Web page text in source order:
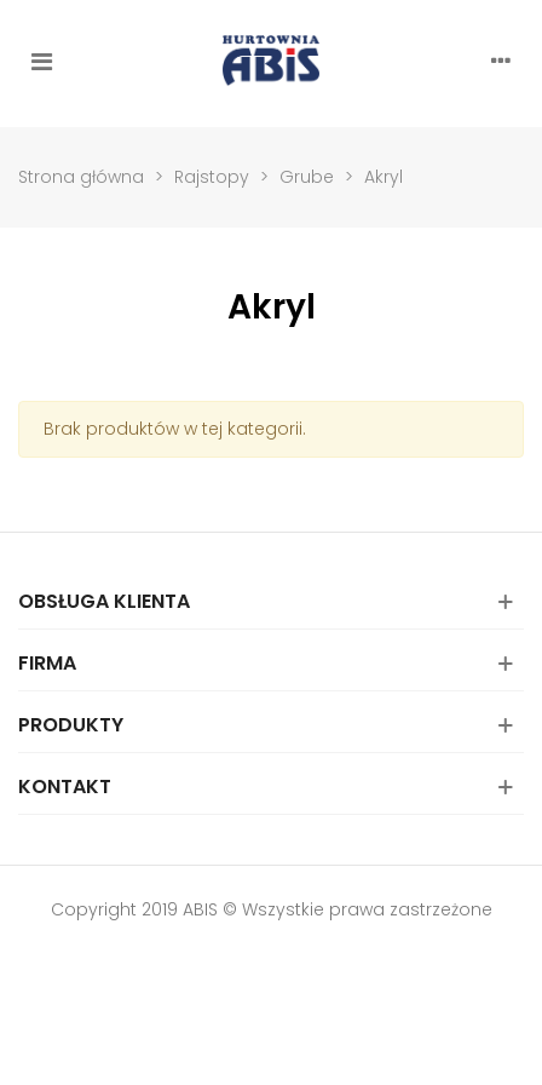
Strona główna > Rajstopy > Grube > Akryl
Akryl
Brak produktów w tej kategorii.
OBSŁUGA KLIENTA
FIRMA
PRODUKTY
KONTAKT
Copyright 2019 ABIS © Wszystkie prawa zastrzeżone